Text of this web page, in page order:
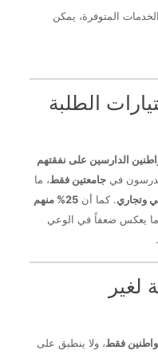
المتوفرة، يمكن
الطلبة
الدارسين على نفقتهم
جامعتين فقط، ما
وتجاري. كما أن
25% منهم
ما يعكس ضعفاً في الوعي
لغير
فقط، ولا ينطبق على